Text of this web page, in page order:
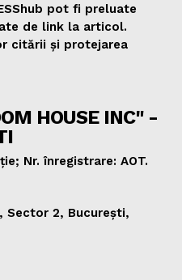
pot fi preluate
de link la articol.
citării și protejarea
HOUSE INC" -
Nr. înregistrare: AOT.
Sector 2, București,